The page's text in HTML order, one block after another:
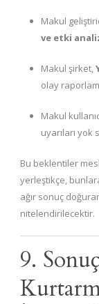
Makul
ve etki
Makul şirket,
olay
Makul
uyarıları yok
Bu beklentiler
yerleştikçe,
ağır sonuç
nitelendirilecektir.
9.